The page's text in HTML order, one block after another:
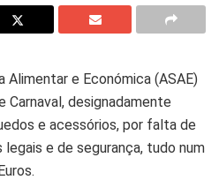
Alimentar e Económica (ASAE)
Carnaval, designadamente
e acessórios, por falta de
e de segurança, tudo num